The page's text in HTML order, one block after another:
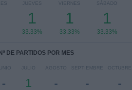
JUEVES
1
33.33%
VIERNES
1
33.33%
SÁBADO
1
33.33%
Nº DE PARTIDOS POR MES
-
JULIO
1
AGOSTO
-
SEPTIEMBRE
-
OCTUBRE
-